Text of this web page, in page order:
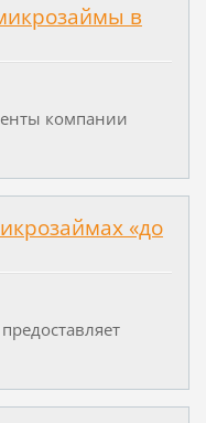
в
компании
«до